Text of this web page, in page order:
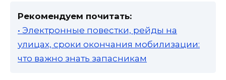
Рекомендуем почитать:
• Электронные повестки, рейды на
улицах, сроки окончания мобилизации:
что важно знать запасникам